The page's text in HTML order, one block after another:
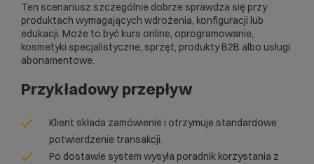
Ten scenariusz szczególnie dobrze sprawdza się przy
produktach wymagających wdrożenia, konfiguracji lub
edukacji. Może to być kurs online, oprogramowanie,
kosmetyki specjalistyczne, sprzęt, produkty B2B albo usługi
abonamentowe.
Przykładowy przepływ
Klient składa zamówienie i otrzymuje standardowe
potwierdzenie transakcji.
Po dostawie system wysyła poradnik korzystania z